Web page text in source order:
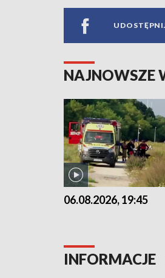
NAJNOWSZE
06.08.2026, 19:45
INFORMACJE